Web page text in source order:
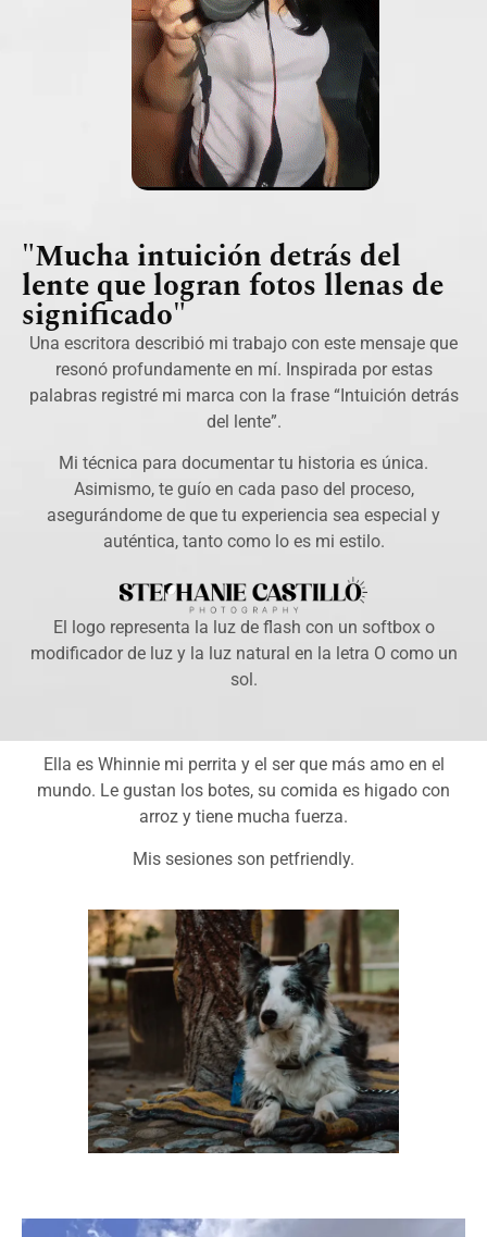
"Mucha intuición detrás del
lente que logran fotos llenas de
significado"
Una escritora describió mi trabajo con este mensaje que
resonó profundamente en mí. Inspirada por estas
palabras registré mi marca con la frase “Intuición detrás
del lente”.
Mi técnica para documentar tu historia es única.
Asimismo, te guío en cada paso del proceso,
asegurándome de que tu experiencia sea especial y
auténtica, tanto como lo es mi estilo.
El logo representa la luz de flash con un softbox o
modificador de luz y la luz natural en la letra O como un
sol.
Ella es Whinnie mi perrita y el ser que más amo en el
mundo. Le gustan los botes, su comida es higado con
arroz y tiene mucha fuerza.
Mis sesiones son petfriendly.